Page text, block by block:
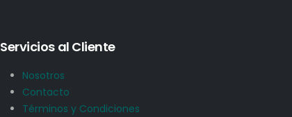
Servicios al Cliente
Nosotros
Contacto
Términos y Condiciones